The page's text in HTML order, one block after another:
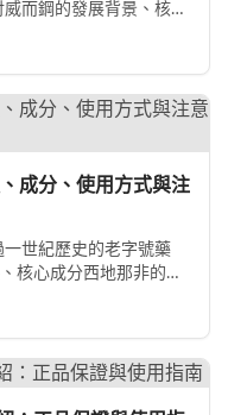
而鋼的發展背景、核心
成分、使用方式與注
世紀歷史的老字號藥
核心成分西地那非的作